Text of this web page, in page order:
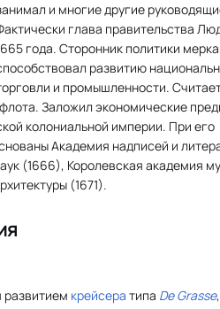
и многие другие
глава правительства
года. Сторонник политики
развитию
и промышленности.
Заложил экономические
колониальной империи. При его
Академия надписей и
(1666), Королевская академия
(1671).
развитием крейсера типа De Grasse